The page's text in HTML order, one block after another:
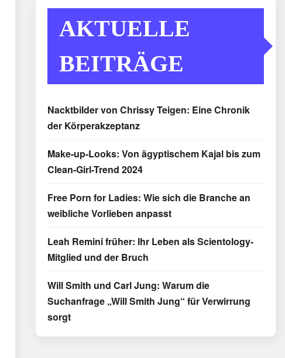
AKTUELLE
BEITRÄGE
Nacktbilder von Chrissy Teigen: Eine Chronik
der Körperakzeptanz
Make-up-Looks: Von ägyptischem Kajal bis zum
Clean-Girl-Trend 2024
Free Porn for Ladies: Wie sich die Branche an
weibliche Vorlieben anpasst
Leah Remini früher: Ihr Leben als Scientology-
Mitglied und der Bruch
Will Smith und Carl Jung: Warum die
Suchanfrage „Will Smith Jung“ für Verwirrung
sorgt